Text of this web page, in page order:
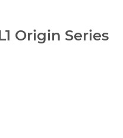
Origin Series